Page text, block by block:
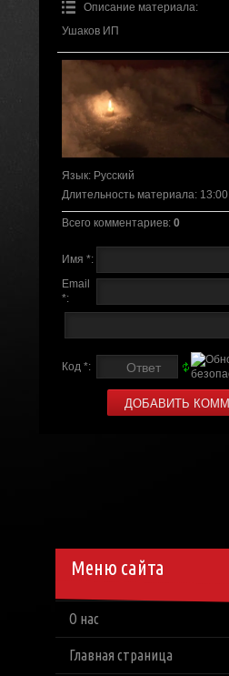
Описание материала:
Ушаков ИП
Язык: Русский
Длительность материала: 13:00
Всего комментариев: 0
Имя *:
Email
*:
Код *:
Меню сайта
О нас
Главная страница